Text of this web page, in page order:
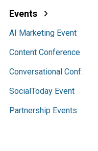
Events
AI Marketing Event
Content Conference
Conversational Conf.
SocialToday Event
Partnership Events